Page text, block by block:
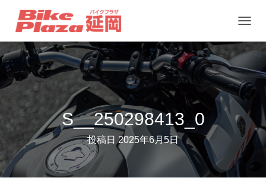
ビ
ー
シ
ョ
ン
を
り
S__250298413_0
投稿日2025年6月5日